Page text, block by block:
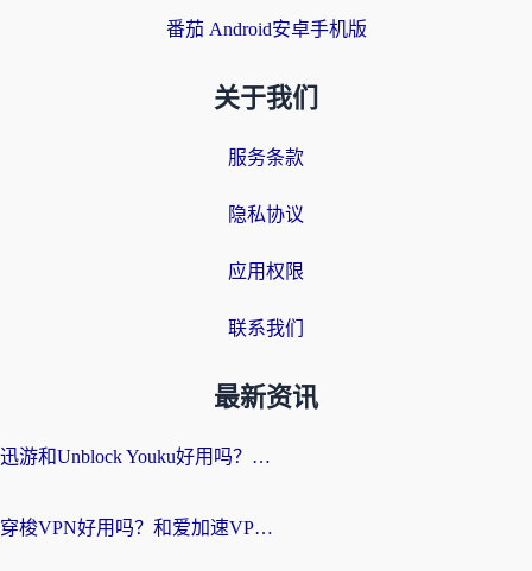
番茄 Android安卓手机版
关于我们
服务条款
隐私协议
应用权限
联系我们
最新资讯
迅游和Unblock Youku好用吗？海外党亲测：3个维度教你选对回国加速器
穿梭VPN好用吗？和爱加速VPN对比哪个回国效果更好？海外党必看的实用指南